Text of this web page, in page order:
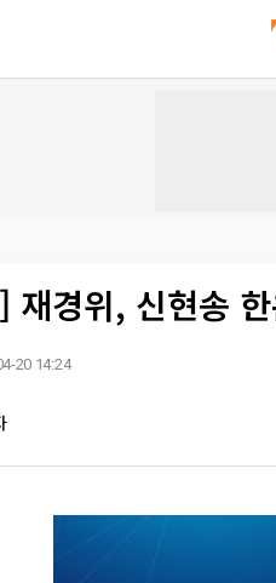
재경위, 신현송
20 14:24